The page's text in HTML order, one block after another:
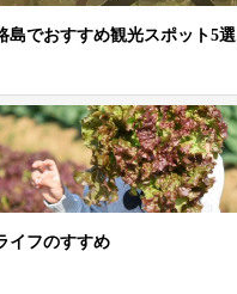
島でおすすめ観光スポット5選
イフのすすめ